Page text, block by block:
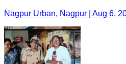
Nagpur Urban, Nagpur | Aug 6,